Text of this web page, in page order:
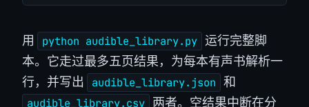
用 python audible_library.py 运行完整脚
本。它走过最多五页结果，为每本有声书解析一
行，并写出
audible_library.json 和
audible_library.csv 两者。空结果中断在分